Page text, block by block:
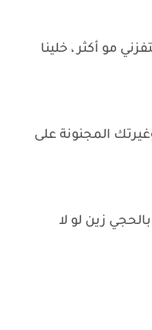
مو أكثر ، خلينا
المجنونة على
زين لو لا